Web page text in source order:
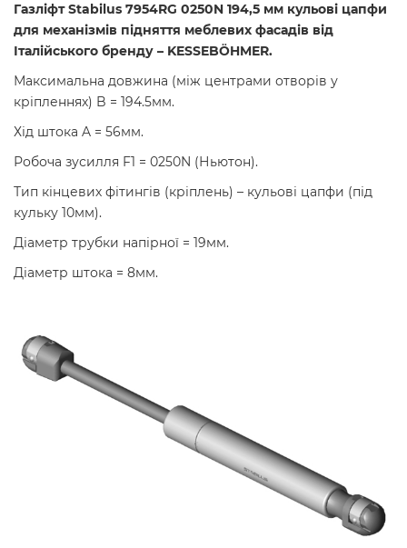
Газліфт Stabilus 7954RG 0250N 194,5 мм кульові цапфи
для механізмів підняття меблевих фасадів від
Італійського бренду – KESSEBÖHMER.
Максимальна довжина (між центрами отворів у
кріпленнях) B = 194.5мм.
Хід штока A = 56мм.
Робоча зусилля F1 = 0250N (Ньютон).
Тип кінцевих фітингів (кріплень) – кульові цапфи (під
кульку 10мм).
Діаметр трубки напірної = 19мм.
Діаметр штока = 8мм.